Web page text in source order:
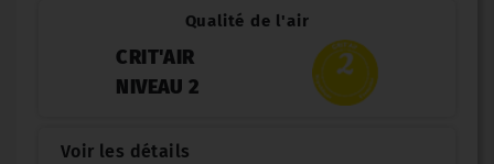
Qualité de l'air
CRIT'AIR
NIVEAU 2
Voir les détails